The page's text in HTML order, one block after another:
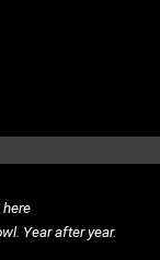
Year after year.